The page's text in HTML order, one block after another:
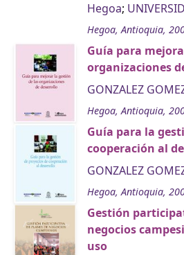
Hegoa;
Hegoa, Antioquia,
Guía para
organizaciones
GONZALEZ
Hegoa, Antioquia,
Guía para la
cooperación al
GONZALEZ
Hegoa, Antioquia,
Gestión
negocios
uso